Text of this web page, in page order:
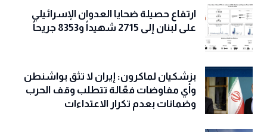
ارتفاع حصيلة ضحايا العدوان الإسرائيلي
على لبنان إلى 2715 شهيداً و8353 جريحاً
بزشكيان لماكرون: إيران لا تثق بواشنطن
وأي مفاوضات فعّالة تتطلب وقف الحرب
وضمانات بعدم تكرار الاعتداءات